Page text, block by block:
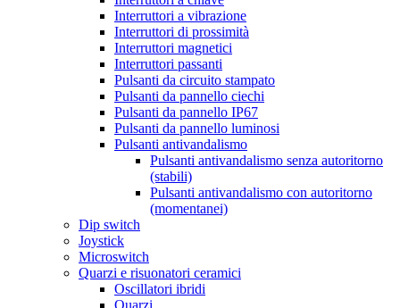
Interruttori a vibrazione
Interruttori di prossimità
Interruttori magnetici
Interruttori passanti
Pulsanti da circuito stampato
Pulsanti da pannello ciechi
Pulsanti da pannello IP67
Pulsanti da pannello luminosi
Pulsanti antivandalismo
Pulsanti antivandalismo senza autoritorno
(stabili)
Pulsanti antivandalismo con autoritorno
(momentanei)
Dip switch
Joystick
Microswitch
Quarzi e risuonatori ceramici
Oscillatori ibridi
Quarzi